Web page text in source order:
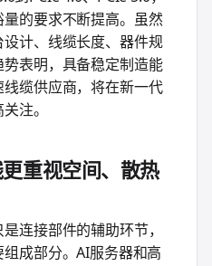
的要求不断提高。虽然
计、线缆长度、器件规
表明，具备稳定制造能
缆供应商，将在新一代
注。
重视空间、散热
连接部件的辅助环节，
成部分。AI服务器和高